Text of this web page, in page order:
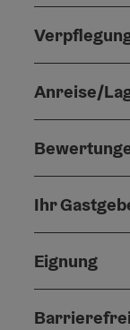
Anreise/
Ihr
Eignung